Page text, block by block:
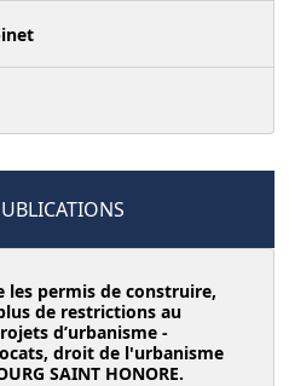
les permis de construire,
de restrictions au
d’urbanisme -
droit de l'urbanisme
SAINT HONORE.